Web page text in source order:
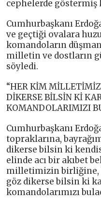
cephelerde göstermiş
Cumhurbaşkanı
ve geçtiği ovalara
komandoların
milletin ve dostların
söyledi.
“HER KİM
DİKERSE BİLSİN Kİ
KOMANDOLARIMIZI
Cumhurbaşkanı
topraklarına,
dikerse bilsin ki
elinde acı bir akıbet
milletimizin birliğine,
göz dikerse bilsin ki
komandolarımızı